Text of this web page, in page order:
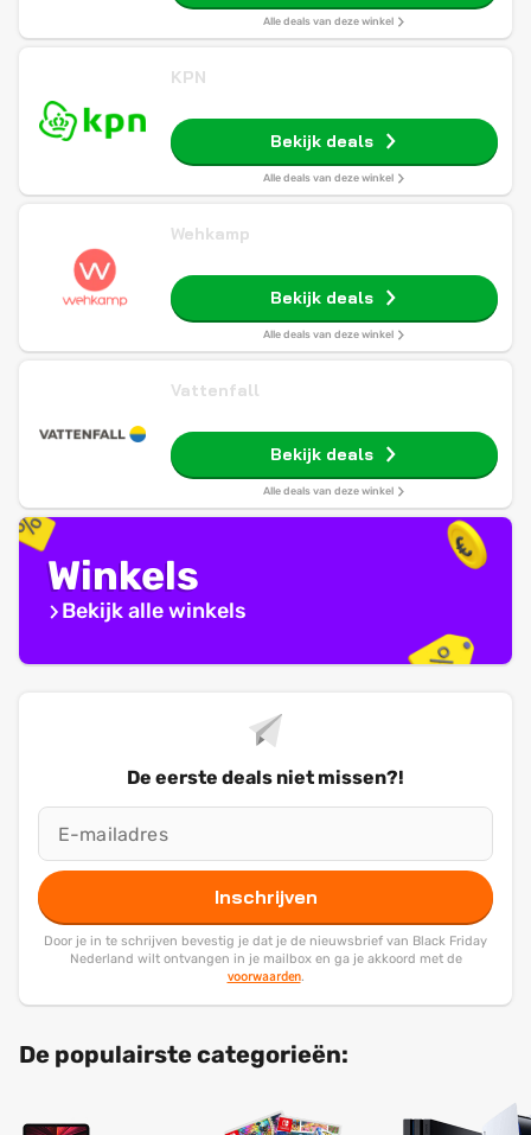
Alle deals van deze winkel
KPN
Bekijk deals
Alle deals van deze winkel
Wehkamp
Bekijk deals
Alle deals van deze winkel
Vattenfall
Bekijk deals
Alle deals van deze winkel
Winkels
Bekijk alle winkels
De eerste deals niet missen?!
Inschrijven
Door je in te schrijven bevestig je dat je de nieuwsbrief van Black Friday
Nederland wilt ontvangen in je mailbox en ga je akkoord met de
voorwaarden.
De populairste categorieën: